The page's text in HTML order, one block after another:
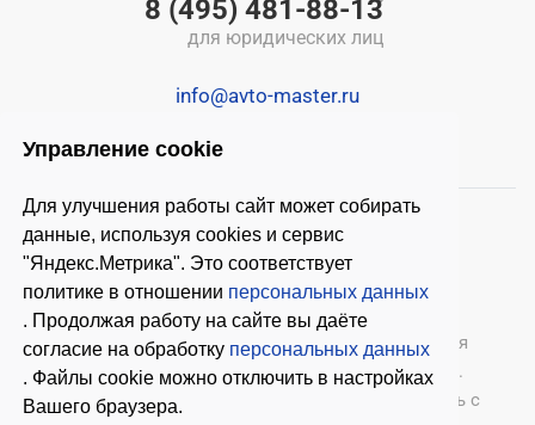
Управление cookie
Для улучшения работы сайт может собирать
данные, используя cookies и сервис
"Яндекс.Метрика". Это соответствует
политике в отношении персональных данных
. Продолжая работу на сайте вы даёте
согласие на обработку персональных данных
. Файлы cookie можно отключить в настройках
Вашего браузера.
8 (495) 481-88-13
для юридических лиц
info@avto-master.ru
© 2026 ООО «Автомастер»— оборудование для
автосервиса, шиномонтажное оборудование.
Оставляя заявки на нашем сайте, ознакомьтесь с